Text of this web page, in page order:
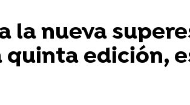
la nueva
edición,